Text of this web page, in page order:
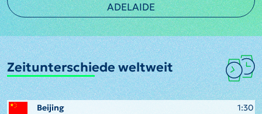
ADELAIDE
Zeitunterschiede weltweit
Beijing
1:30